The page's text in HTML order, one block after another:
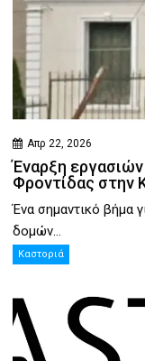
Απρ 22, 2026
Έναρξη
Φροντίδας στην
Ένα σημαντικό βήμα
δομών...
Καστοριά